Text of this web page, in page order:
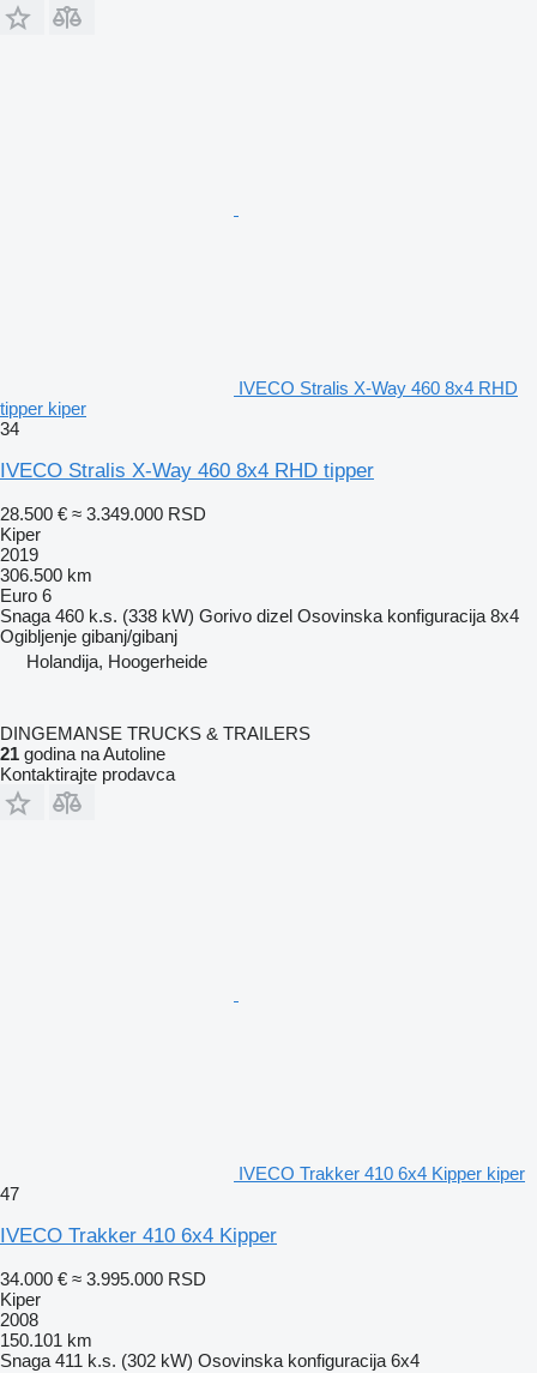
IVECO Stralis X-Way 460 8x4 RHD
tipper kiper
34
IVECO Stralis X-Way 460 8x4 RHD tipper
28.500 € ≈ 3.349.000 RSD
Kiper
2019
306.500 km
Euro 6
Snaga 460 k.s. (338 kW) Gorivo dizel Osovinska konfiguracija 8x4
Ogibljenje gibanj/gibanj
Holandija, Hoogerheide
DINGEMANSE TRUCKS & TRAILERS
21 godina na Autoline
Kontaktirajte prodavca
IVECO Trakker 410 6x4 Kipper kiper
47
IVECO Trakker 410 6x4 Kipper
34.000 € ≈ 3.995.000 RSD
Kiper
2008
150.101 km
Snaga 411 k.s. (302 kW) Osovinska konfiguracija 6x4